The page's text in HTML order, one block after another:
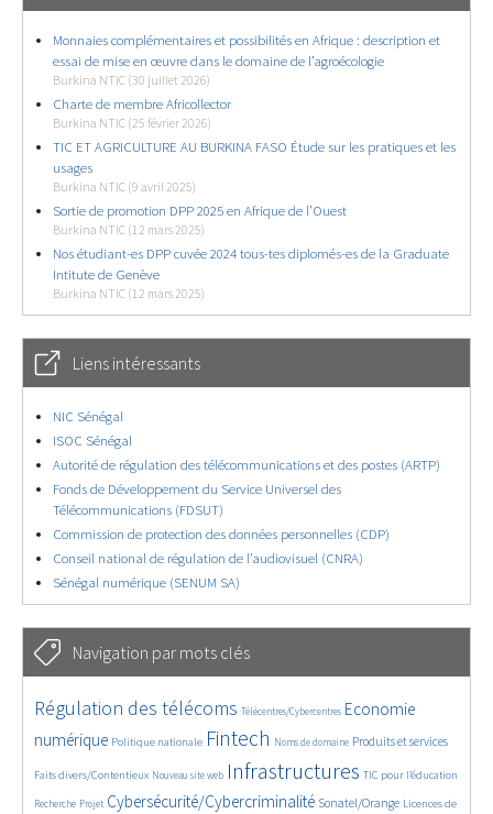
Monnaies complémentaires et possibilités en Afrique : description et
essai de mise en œuvre dans le domaine de l’agroécologie
Burkina NTIC (30 juillet 2026)
Charte de membre Africollector
Burkina NTIC (25 février 2026)
TIC ET AGRICULTURE AU BURKINA FASO Étude sur les pratiques et les
usages
Burkina NTIC (9 avril 2025)
Sortie de promotion DPP 2025 en Afrique de l’Ouest
Burkina NTIC (12 mars 2025)
Nos étudiant-es DPP cuvée 2024 tous-tes diplomés-es de la Graduate
Intitute de Genève
Burkina NTIC (12 mars 2025)
Liens intéressants
NIC Sénégal
ISOC Sénégal
Autorité de régulation des télécommunications et des postes (ARTP)
Fonds de Développement du Service Universel des
Télécommunications (FDSUT)
Commission de protection des données personnelles (CDP)
Conseil national de régulation de l’audiovisuel (CNRA)
Sénégal numérique (SENUM SA)
Navigation par mots clés
4609/5677
Régulation des télécoms
402/5677 Télécentres/Cybercentres
3652/5677
Economie
numérique
1886/5677 Politique nationale
5263/5677 Fintech
684/5677 Noms de domaine
2358/5677 Produits et services
1547/5677
Faits divers/Contentieux Nouveau site web Infrastructures TIC pour l’éducation
Recherche
247/5677Projet
3621/5677 Cybersécurité/Cybercriminalité
2295/5677 Sonatel/Orange
1650/5677
Licences de